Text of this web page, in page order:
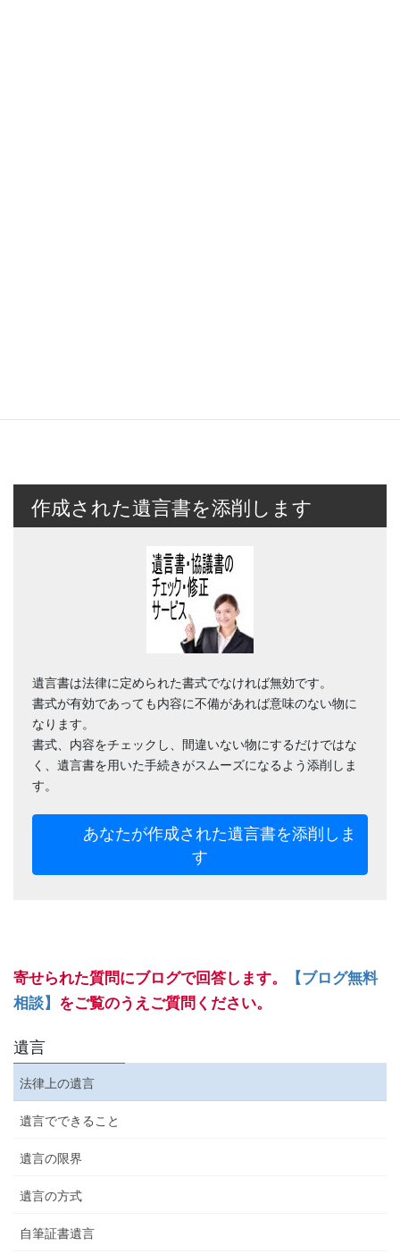
作成された遺言書を添削します
遺言書は法律に定められた書式でなければ無効です。
書式が有効であっても内容に不備があれば意味のない物に
なります。
書式、内容をチェックし、間違いない物にするだけではな
く、遺言書を用いた手続きがスムーズになるよう添削しま
す。
あなたが作成された遺言書を添削しま
す
寄せられた質問にブログで回答します。
【ブログ無料
相談】 をご覧のうえご質問ください。
遺言
法律上の遺言
遺言でできること
遺言の限界
遺言の方式
自筆証書遺言